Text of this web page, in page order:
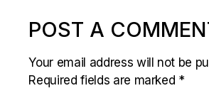
POST A
Your email address will not be
Required fields are marked *